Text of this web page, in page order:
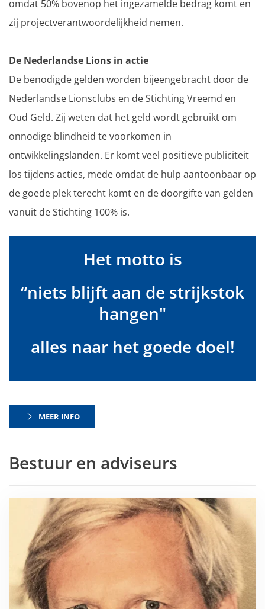
omdat 50% bovenop het ingezamelde bedrag komt en
zij projectverantwoordelijkheid nemen.
De Nederlandse Lions in actie
De benodigde gelden worden bijeengebracht door de
Nederlandse Lionsclubs en de Stichting Vreemd en
Oud Geld. Zij weten dat het geld wordt gebruikt om
onnodige blindheid te voorkomen in
ontwikkelingslanden. Er komt veel positieve publiciteit
los tijdens acties, mede omdat de hulp aantoonbaar op
de goede plek terecht komt en de doorgifte van gelden
vanuit de Stichting 100% is.
Het motto is
“niets blijft aan de strijkstok
hangen"
alles naar het goede doel!
MEER INFO
Bestuur en adviseurs